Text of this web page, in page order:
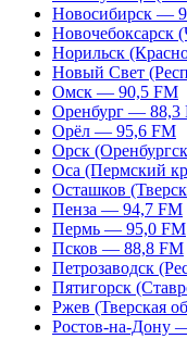
Новосибирск —
Новочебоксарск
Норильск
Новый Свет
Омск — 90,5 FM
Оренбург — 88,3
Орёл — 95,6 FM
Орск
Оса (Пермский
Осташков
Пенза — 94,7 FM
Пермь — 95,0 FM
Псков — 88,8 FM
Петрозаводск
Пятигорск
Ржев (Тверская
Ростов-на-Дону